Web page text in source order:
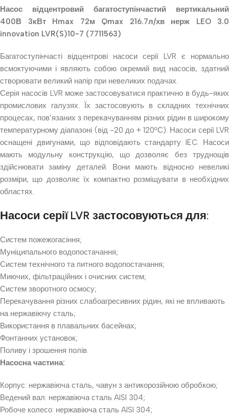
Насос відцентровий багатоступінчастий вертикальний
400В 3кВт Hmax 72м Qmax 216.7л/хв нерж LEO 3.0
innovation LVR(S)10-7 (7711563)
Багатоступінчасті відцентрові насоси серії LVR є нормально
всмоктуючими і являють собою окремий вид насосів, здатний
створювати великий напір при невеликих подачах.
Серія насосів LVR може застосовуватися практично в будь-яких
промислових галузях. Їх застосовують в складних технічних
процесах, пов’язаних з перекачуванням різних рідин в широкому
температурному діапазоні (від -20 до + 120ºС). Насоси серії LVR
оснащені двигунами, що відповідають стандарту IEC. Насоси
мають модульну конструкцію, що дозволяє без труднощів
здійснювати заміну деталей. Вони мають відносно невеликі
розміри, що дозволяє їх компактно розміщувати в необхідних
областях.
Насоси серії LVR застосовуються для:
Систем пожежогасіння;
Муніципального водопостачання;
Систем технічного та питного водопостачання;
Миючих, фільтраційних і очисних систем;
Систем зворотного осмосу;
Перекачування різних слабоагресивних рідин, які не впливають
на нержавіючу сталь;
Використання в плавальних басейнах;
Фонтанних установок;
Поливу і зрошення полів.
Насосна частина:
Корпус: нержавіюча сталь, чавун з антикорозійною обробкою;
Ведений вал: нержавіюча сталь AISI 304;
Робоче колесо: нержавіюча сталь AISI 304;